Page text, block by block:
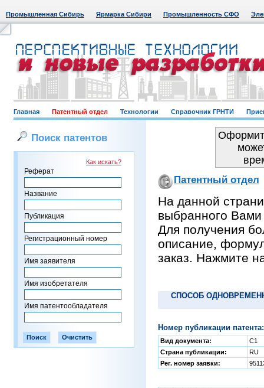
Промышленная Сибирь Ярмарка Сибири Промышленность СФО
Главная Патентный отдел Технологии Справочник ГРНТИ
Поиск патентов
Как искать?
Реферат
Название
Публикация
Регистрационный номер
Имя заявителя
Имя изобретателя
Имя патентообладателя
Патентный отдел
На данной
выбранного Вами
Для получения
описание,
заказ. Нажмите
СПОСОБ
Номер публикации
Вид документа:
C1
Страна публикации:
RU
Рег. номер заявки: